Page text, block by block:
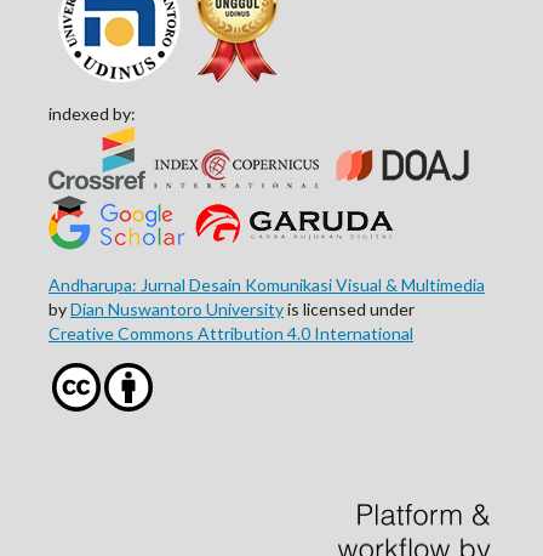
indexed by:
Andharupa: Jurnal Desain Komunikasi Visual & Multimedia
byDian Nuswantoro Universityis licensed under
Creative Commons Attribution 4.0 International